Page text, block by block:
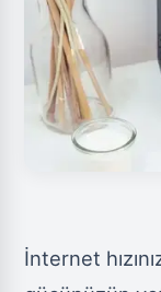
İnternet